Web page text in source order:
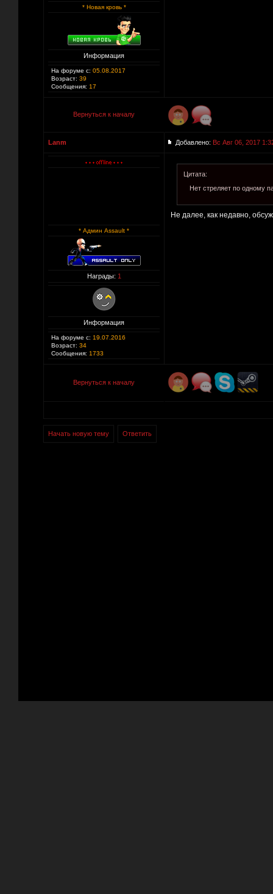
* Новая кровь *
Информация
На форуме с: 05.08.2017
Возраст: 39
Сообщения: 17
Вернуться к началу
Lanm Добавлено: Вс Авг 06, 2017
* Админ Assault *
Награды: 1
Информация
На форуме с: 19.07.2016
Возраст: 34
Сообщения: 1733
Цитата:
Нет стреляет по одному
Не далее, как недавно,
Вернуться к началу
Начать новую тему Ответить